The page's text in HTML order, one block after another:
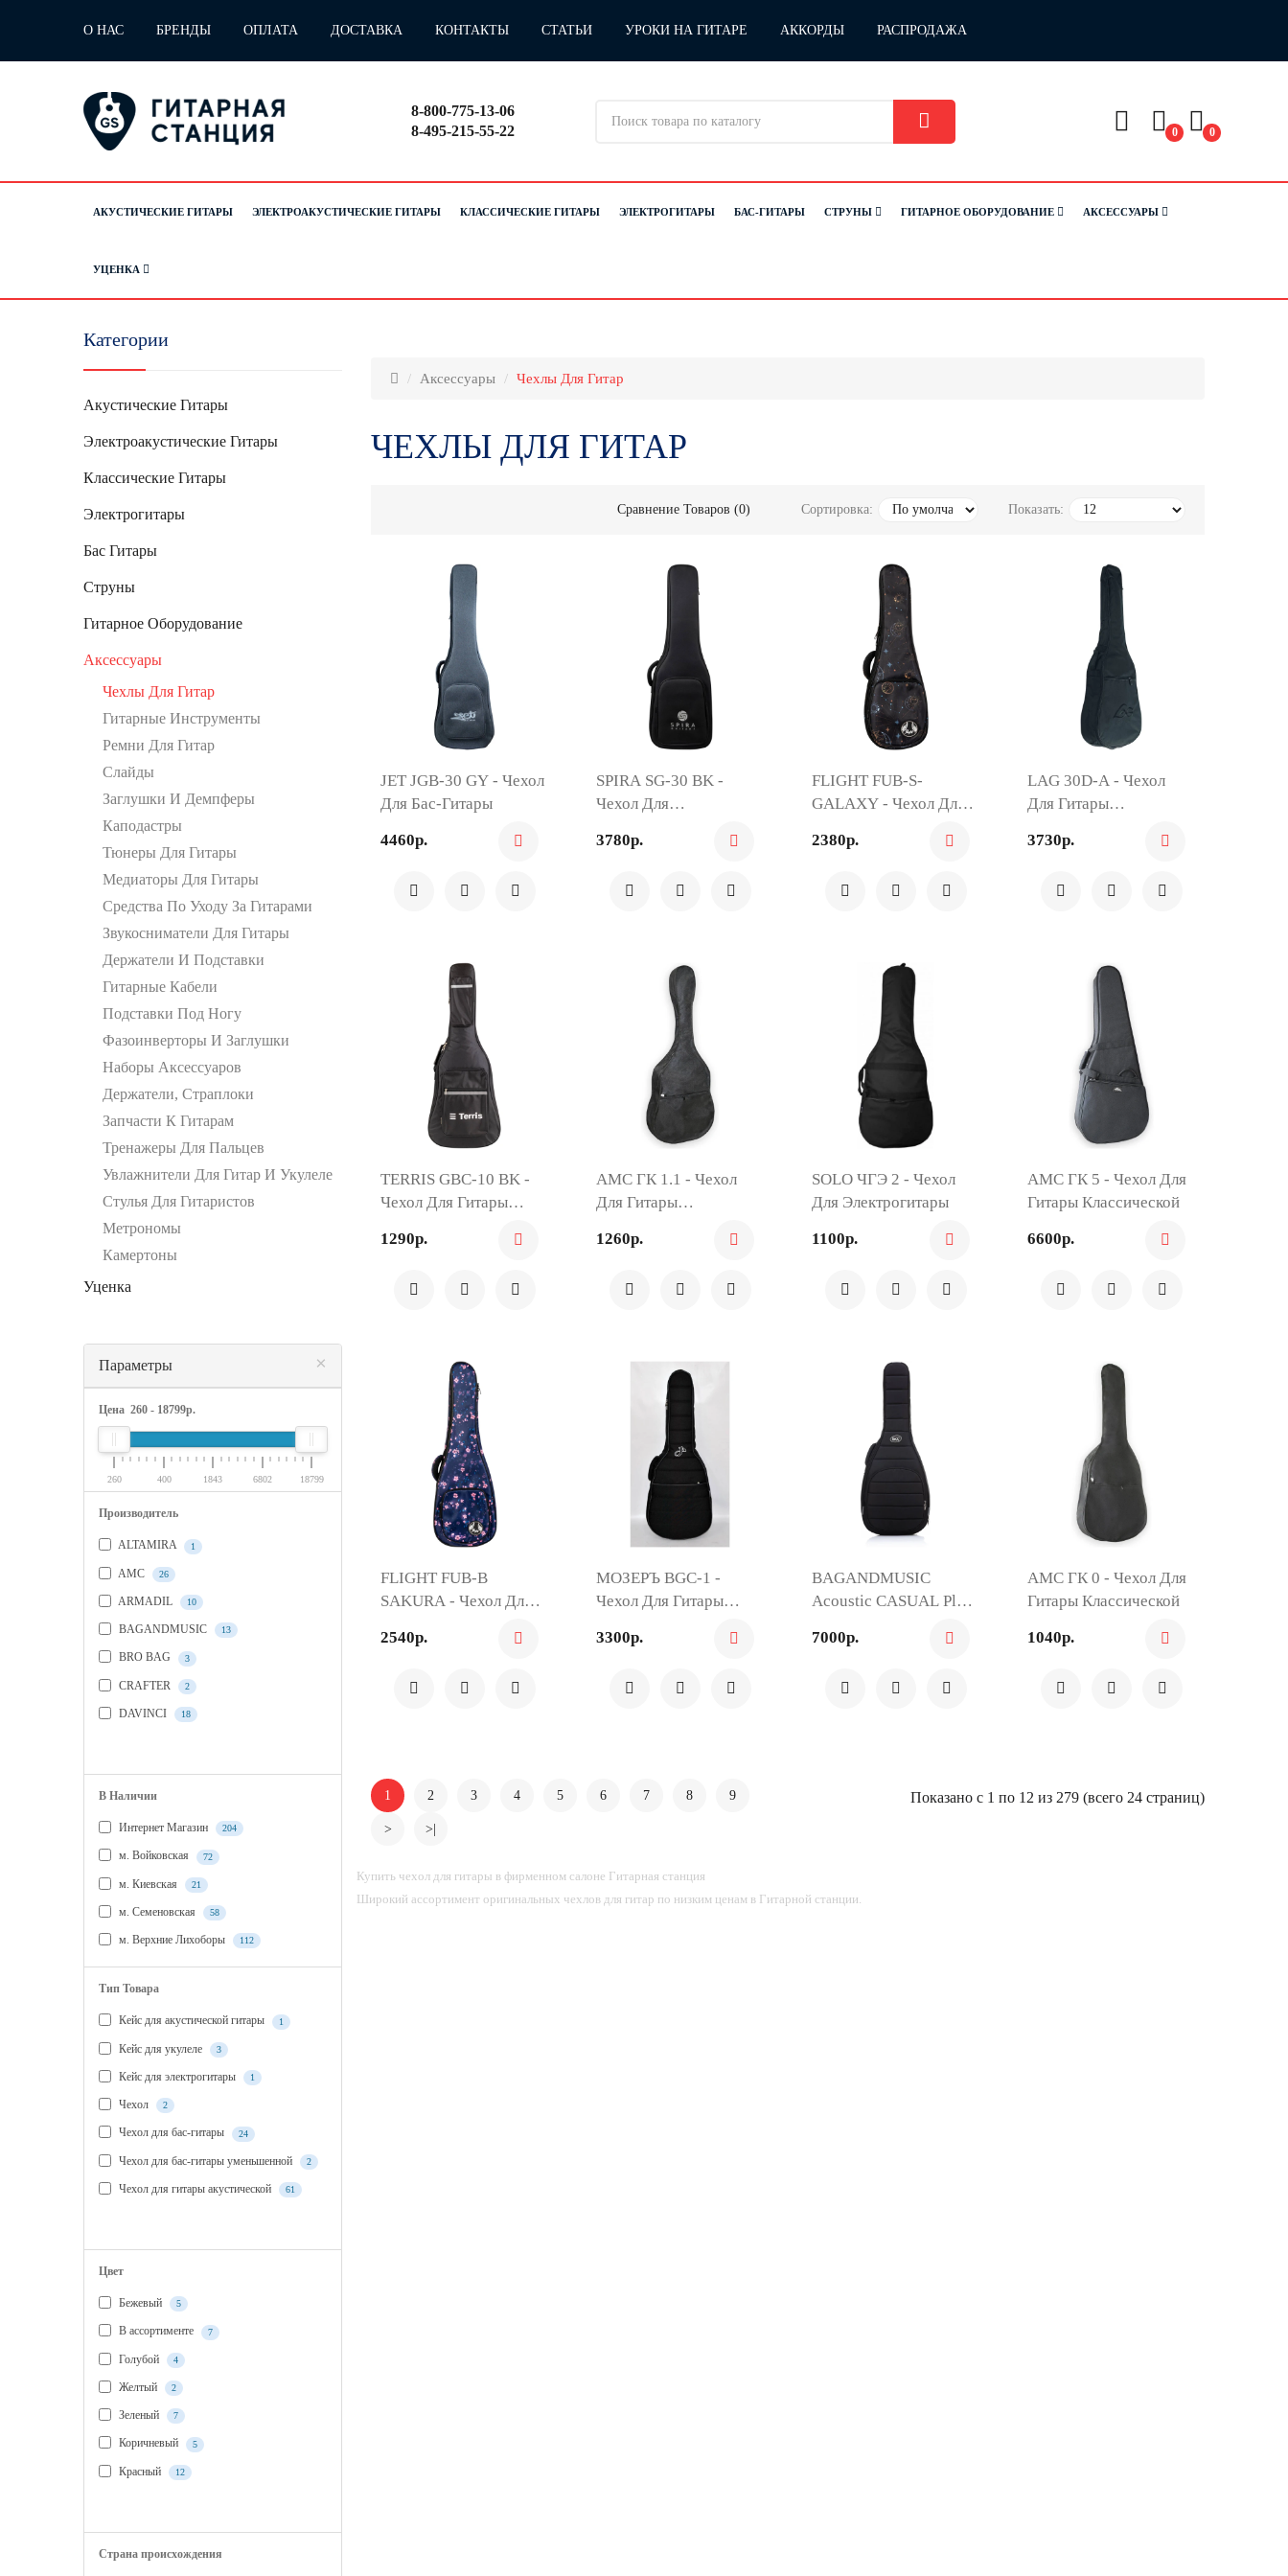
О НАС БРЕНДЫ ОПЛАТА ДОСТАВКА КОНТАКТЫ СТАТЬИ УРОКИ НА ГИТАРЕ АККОРДЫ РАСПРОДАЖА
8-800-775-13-06
8-495-215-55-22
0 0
АКУСТИЧЕСКИЕ ГИТАРЫ ЭЛЕКТРОАКУСТИЧЕСКИЕ ГИТАРЫ КЛАССИЧЕСКИЕ ГИТАРЫ ЭЛЕКТРОГИТАРЫ БАС-ГИТАРЫ СТРУНЫ ГИТАРНОЕ ОБОРУДОВАНИЕ АКСЕССУАРЫ
УЦЕНКА
Категории
Акустические Гитары
Электроакустические Гитары
Классические Гитары
Электрогитары
Бас Гитары
Струны
Гитарное Оборудование
Аксессуары
Чехлы Для Гитар
Гитарные Инструменты
Ремни Для Гитар
Слайды
Заглушки И Демпферы
Каподастры
Тюнеры Для Гитары
Медиаторы Для Гитары
Средства По Уходу За Гитарами
Звукосниматели Для Гитары
Держатели И Подставки
Гитарные Кабели
Подставки Под Ногу
Фазоинверторы И Заглушки
Наборы Аксессуаров
Держатели, Страплоки
Запчасти К Гитарам
Тренажеры Для Пальцев
Увлажнители Для Гитар И Укулеле
Стулья Для Гитаристов
Метрономы
Камертоны
Уценка
Параметры ×
Цена 260 - 18799р.
260 400 1843 6802 18799
Производитель
ALTAMIRA 1
AMC 26
ARMADIL 10
BAGANDMUSIC 13
BRO BAG 3
CRAFTER 2
DAVINCI 18
В Наличии
Интернет Магазин 204
м. Войковская 72
м. Киевская 21
м. Семеновская 58
м. Верхние Лихоборы 112
Тип Товара
Кейс для акустической гитары 1
Кейс для укулеле 3
Кейс для электрогитары 1
Чехол 2
Чехол для бас-гитары 24
Чехол для бас-гитары уменьшенной 2
Чехол для гитары акустической 61
Цвет
Бежевый 5
В ассортименте 7
Голубой 4
Желтый 2
Зеленый 7
Коричневый 5
Красный 12
Страна происхождения
Аксессуары Чехлы Для Гитар
ЧЕХЛЫ ДЛЯ ГИТАР
Сравнение Товаров (0) Сортировка: Показать:
JET JGB-30 GY - Чехол
Для Бас-Гитары
4460р.
SPIRA SG-30 BK -
Чехол Для
3780р.
FLIGHT FUB-S-
GALAXY - Чехол Для
2380р.
LAG 30D-A - Чехол
Для Гитары
3730р.
TERRIS GBC-10 BK -
Чехол Для Гитары
1290р.
AMC ГК 1.1 - Чехол
Для Гитары
1260р.
SOLO ЧГЭ 2 - Чехол
Для Электрогитары
1100р.
AMC ГК 5 - Чехол Для
Гитары Классической
6600р.
FLIGHT FUB-B
SAKURA - Чехол Для
2540р.
МОЗЕРЪ BGC-1 -
Чехол Для Гитары
3300р.
BAGANDMUSIC
Acoustic CASUAL Plus
Акустической
7000р.
AMC ГК 0 - Чехол Для
Гитары Классической
1040р.
1 2 3 4 5 6 7 8 9
> >|
Показано с 1 по 12 из 279 (всего 24 страниц)
Купить чехол для гитары в фирменном салоне Гитарная станция
Широкий ассортимент оригинальных чехлов для гитар по низким ценам в Гитарной станции.